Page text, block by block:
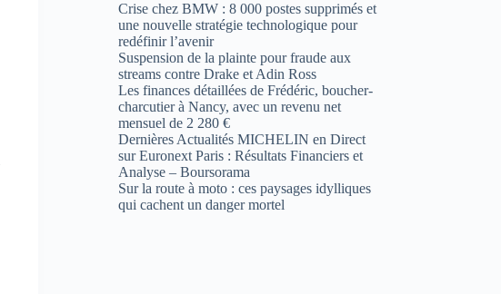
Crise chez BMW : 8 000 postes supprimés et
une nouvelle stratégie technologique pour
redéfinir l’avenir
Suspension de la plainte pour fraude aux
streams contre Drake et Adin Ross
Les finances détaillées de Frédéric, boucher-
charcutier à Nancy, avec un revenu net
mensuel de 2 280 €
Dernières Actualités MICHELIN en Direct
sur Euronext Paris : Résultats Financiers et
Analyse – Boursorama
Sur la route à moto : ces paysages idylliques
qui cachent un danger mortel